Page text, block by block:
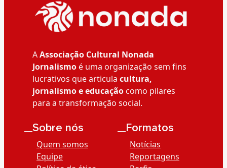
AAssociação Cultural Nonada
Jornalismoé uma organização sem fins
lucrativos que articula cultura,
jornalismo e educaçãocomo pilares
para a transformação social.
__Sobre nós
Quem somos
Equipe
__Formatos
Notícias
Reportagens